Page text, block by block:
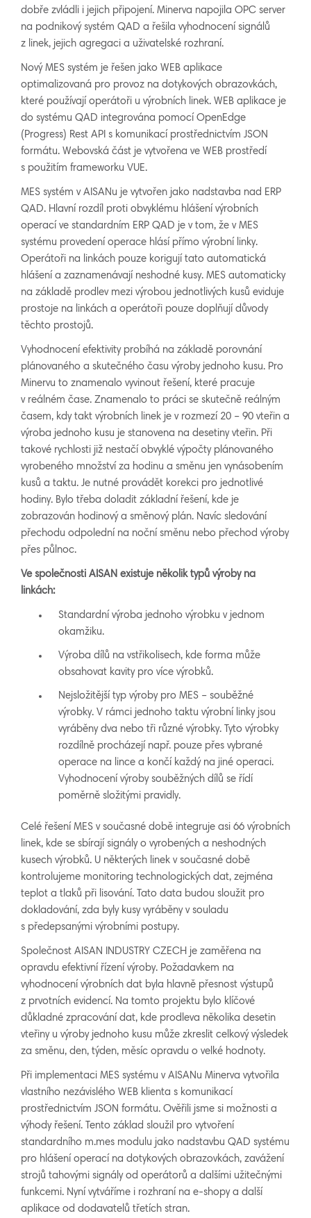
dobře zvládli i jejich připojení. Minerva napojila OPC server
na podnikový systém QAD a řešila vyhodnocení signálů
z linek, jejich agregaci a uživatelské rozhraní.
Nový MES systém je řešen jako WEB aplikace
optimalizovaná pro provoz na dotykových obrazovkách,
které používají operátoři u výrobních linek. WEB aplikace je
do systému QAD integrována pomocí OpenEdge
(Progress) Rest API s komunikací prostřednictvím JSON
formátu. Webovská část je vytvořena ve WEB prostředí
s použitím frameworku VUE.
MES systém v AISANu je vytvořen jako nadstavba nad ERP
QAD. Hlavní rozdíl proti obvyklému hlášení výrobních
operací ve standardním ERP QAD je v tom, že v MES
systému provedení operace hlásí přímo výrobní linky.
Operátoři na linkách pouze korigují tato automatická
hlášení a zaznamenávají neshodné kusy. MES automaticky
na základě prodlev mezi výrobou jednotlivých kusů eviduje
prostoje na linkách a operátoři pouze doplňují důvody
těchto prostojů.
Vyhodnocení efektivity probíhá na základě porovnání
plánovaného a skutečného času výroby jednoho kusu. Pro
Minervu to znamenalo vyvinout řešení, které pracuje
v reálném čase. Znamenalo to práci se skutečně reálným
časem, kdy takt výrobních linek je v rozmezí 20 – 90 vteřin a
výroba jednoho kusu je stanovena na desetiny vteřin. Při
takové rychlosti již nestačí obvyklé výpočty plánovaného
vyrobeného množství za hodinu a směnu jen vynásobením
kusů a taktu. Je nutné provádět korekci pro jednotlivé
hodiny. Bylo třeba doladit základní řešení, kde je
zobrazován hodinový a směnový plán. Navíc sledování
přechodu odpolední na noční směnu nebo přechod výroby
přes půlnoc.
Ve společnosti AISAN existuje několik typů výroby na
linkách:
Standardní výroba jednoho výrobku v jednom
okamžiku.
Výroba dílů na vstřikolisech, kde forma může
obsahovat kavity pro více výrobků.
Nejsložitější typ výroby pro MES – souběžné
výrobky. V rámci jednoho taktu výrobní linky jsou
vyráběny dva nebo tři různé výrobky. Tyto výrobky
rozdílně procházejí např. pouze přes vybrané
operace na lince a končí každý na jiné operaci.
Vyhodnocení výroby souběžných dílů se řídí
poměrně složitými pravidly.
Celé řešení MES v současné době integruje asi 66 výrobních
linek, kde se sbírají signály o vyrobených a neshodných
kusech výrobků. U některých linek v současné době
kontrolujeme monitoring technologických dat, zejména
teplot a tlaků při lisování. Tato data budou sloužit pro
dokladování, zda byly kusy vyráběny v souladu
s předepsanými výrobními postupy.
Společnost AISAN INDUSTRY CZECH je zaměřena na
opravdu efektivní řízení výroby. Požadavkem na
vyhodnocení výrobních dat byla hlavně přesnost výstupů
z prvotních evidencí. Na tomto projektu bylo klíčové
důkladné zpracování dat, kde prodleva několika desetin
vteřiny u výroby jednoho kusu může zkreslit celkový výsledek
za směnu, den, týden, měsíc opravdu o velké hodnoty.
Při implementaci MES systému v AISANu Minerva vytvořila
vlastního nezávislého WEB klienta s komunikací
prostřednictvím JSON formátu. Ověřili jsme si možnosti a
výhody řešení. Tento základ sloužil pro vytvoření
standardního m.mes modulu jako nadstavbu QAD systému
pro hlášení operací na dotykových obrazovkách, zavážení
strojů tahovými signály od operátorů a dalšími užitečnými
funkcemi. Nyní vytváříme i rozhraní na e-shopy a další
aplikace od dodavatelů třetích stran.